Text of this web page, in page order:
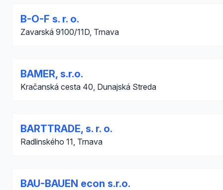
B-O-F s. r. o.
Zavarská 9100/11D, Trnava
BAMER, s.r.o.
Kračanská cesta 40, Dunajská Streda
BARTTRADE, s. r. o.
Radlinského 11, Trnava
BAU-BAUEN econ s.r.o.